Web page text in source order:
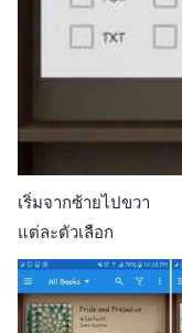
เริ่มจากซ้ายไปขวา
แต่ละตัวเลือก